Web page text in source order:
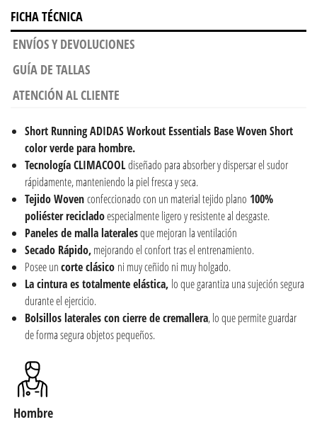
FICHA TÉCNICA
ENVÍOS Y DEVOLUCIONES
GUÍA DE TALLAS
ATENCIÓN AL CLIENTE
Short RunningADIDAS Workout Essentials Base Woven Short
color verde para hombre.
Tecnología CLIMACOOLdiseñado para absorber y dispersar el sudor
rápidamente, manteniendo la piel fresca y seca.
Tejido Wovenconfeccionado con un material tejido plano 100%
poliéster recicladoespecialmente ligero y resistente al desgaste.
Paneles de malla lateralesque mejoran la ventilación
Secado Rápido,mejorando el confort tras el entrenamiento.
Posee uncorte clásico ni muy ceñido ni muy holgado.
La cintura es totalmente elástica, lo que garantiza una sujeción segura
durante el ejercicio.
Bolsillos laterales con cierre de cremallera, lo que permite guardar
de forma segura objetos pequeños.
Hombre